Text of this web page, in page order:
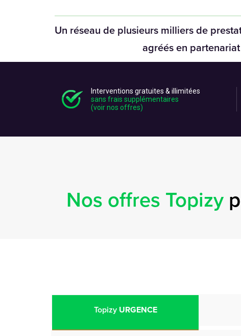
Un réseau de plusieurs milliers de
agréés en
Interventions gratuites & illimitées
sans frais supplémentaires
(voir nos offres)
Nos offres Topizy
Topizy URGENCE